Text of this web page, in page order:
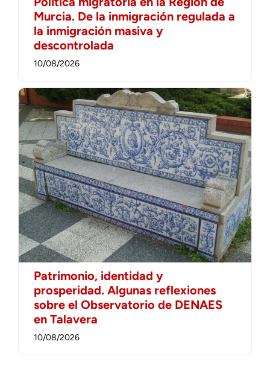
Murcia. De la inmigración regulada a
la inmigración masiva y
descontrolada
10/08/2026
Patrimonio, identidad y
prosperidad. Algunas reflexiones
sobre el Observatorio de DENAES
en Talavera
10/08/2026